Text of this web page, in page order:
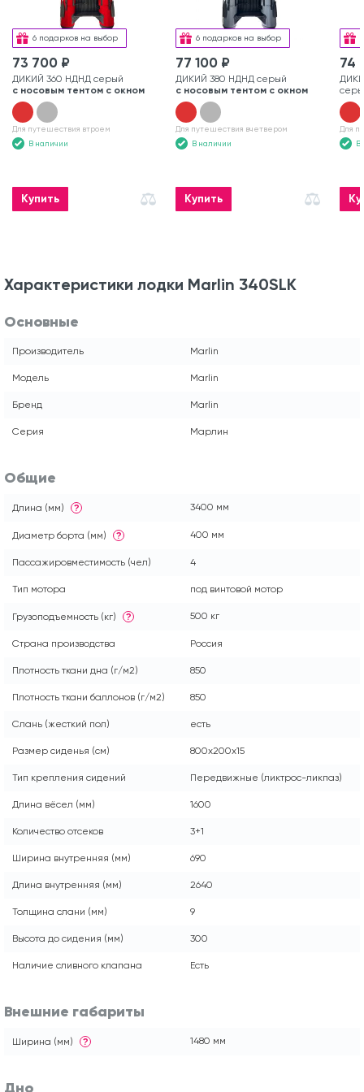
6 подарков на выбор
73 700 ₽
ДИКИЙ 360 НДНД серый
с носовым тентом с окном
Для путешествия втроем
В наличии
Купить
6 подарков на выбор
77 100 ₽
ДИКИЙ 380 НДНД серый
с носовым тентом с окном
Для путешествия вчетвером
В наличии
Купить
74
Для
В
Характеристики лодки Marlin 340SLK
Основные
Производитель Marlin
Модель Marlin
Бренд Marlin
Серия Марлин
Общие
Длина (мм) ? 3400 мм
Диаметр борта (мм) ? 400 мм
Пассажировместимость (чел) 4
Тип мотора под винтовой мотор
Грузоподъемность (кг) ? 500 кг
Страна производства Россия
Плотность ткани дна (г/м2) 850
Плотность ткани баллонов (г/м2) 850
Слань (жесткий пол) есть
Размер сиденья (см) 800x200x15
Тип крепления сидений Передвижные (ликтрос-ликпаз)
Длина вёсел (мм) 1600
Количество отсеков 3+1
Ширина внутренняя (мм) 690
Длина внутренняя (мм) 2640
Толщина слани (мм) 9
Высота до сидения (мм) 300
Наличие сливного клапана Есть
Внешние габариты
Ширина (мм) ? 1480 мм
Дно